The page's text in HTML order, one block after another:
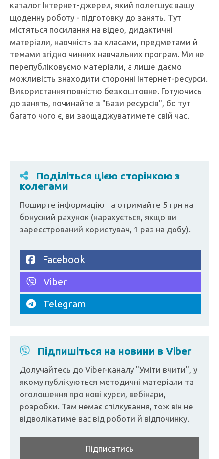
каталог Інтернет-джерел, який полегшує вашу
щоденну роботу - підготовку до занять. Тут
містяться посилання на відео, дидактичні
матеріали, наочність за класами, предметами й
темами згідно чинних навчальних програм. Ми не
перепубліковуємо матеріали, а лише даємо
можливість знаходити сторонні Інтернет-ресурси.
Використання повністю безкоштовне. Готуючись
до занять, починайте з "Бази ресурсів", бо тут
багато чого є, ви заощаджуватимете свій час.
Поділіться цією сторінкою з
колегами
Поширте інформацію та отримайте 5 грн на
бонусний рахунок (нарахується, якщо ви
зареєстрований користувач, 1 раз на добу).
Facebook
Viber
Telegram
Підпишіться на новини в Viber
Долучайтесь до Viber-каналу "Уміти вчити", у
якому публікуються методичні матеріали та
оголошення про нові курси, вебінари,
розробки. Там немає спілкування, тож він не
відволікатиме вас від роботи й відпочинку.
Підписатись